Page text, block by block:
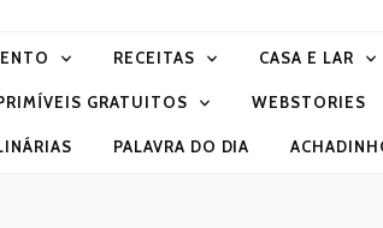
RECEITAS CASA E LAR
GRATUITOS WEBSTORIES
PALAVRA DO DIA